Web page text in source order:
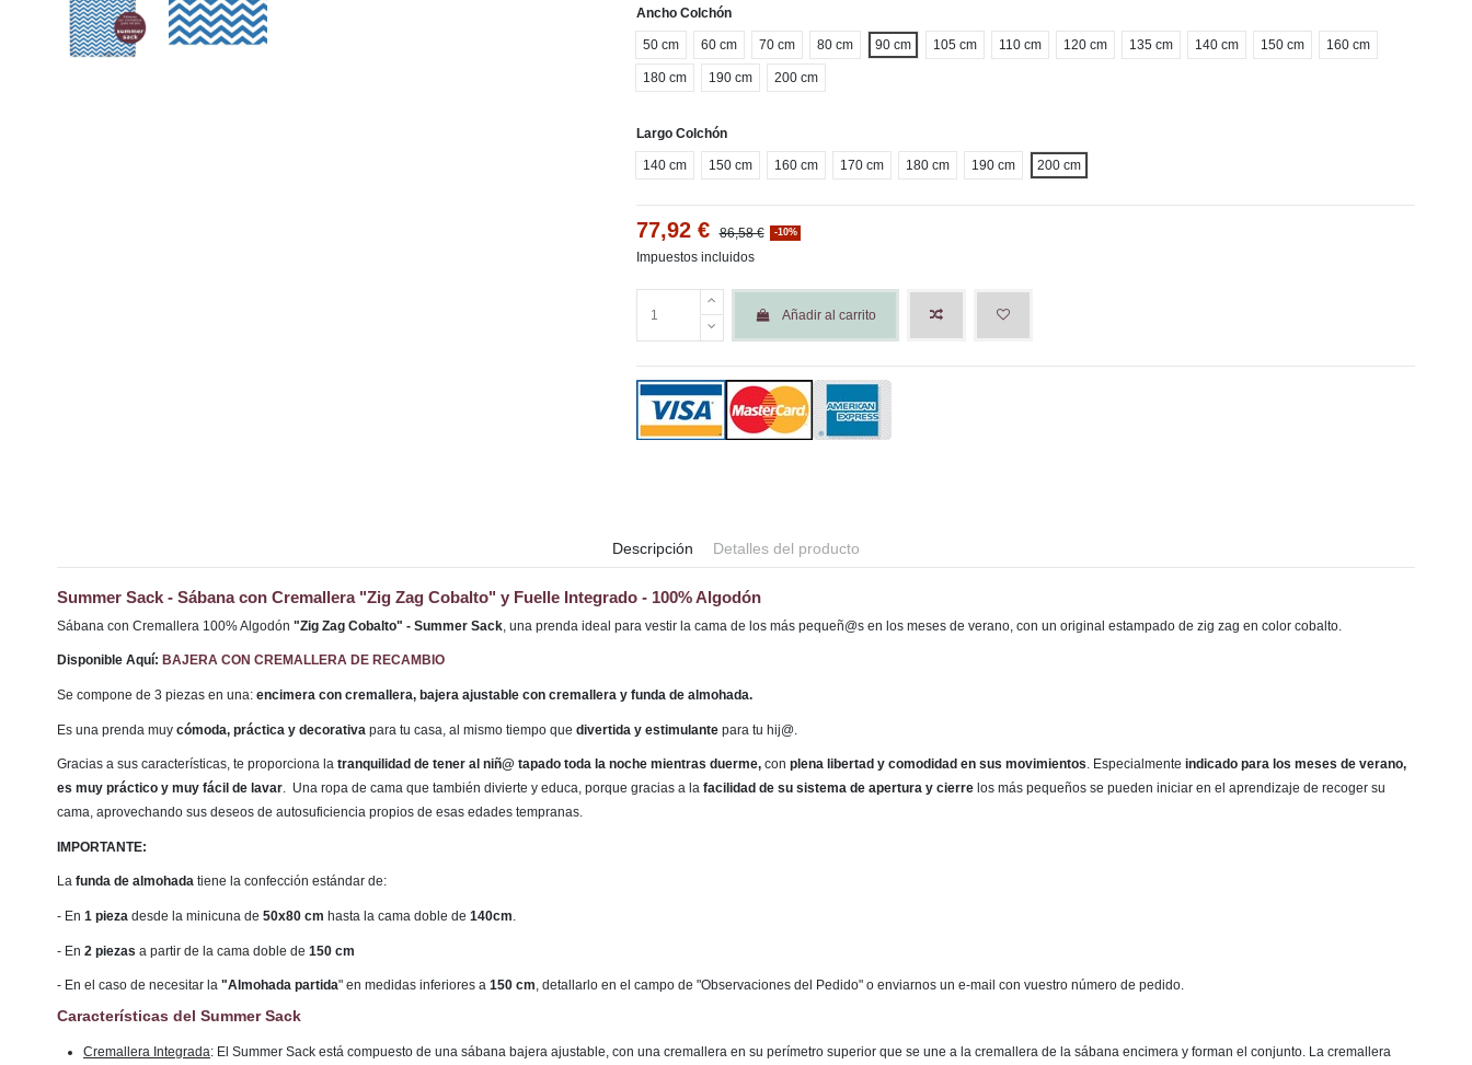
Ancho Colchón
50 cm 60 cm 70 cm 80 cm 90 cm 105 cm 110 cm 120 cm 135 cm 140 cm 150 cm 160 cm
180 cm 190 cm 200 cm
Largo Colchón
140 cm 150 cm 160 cm 170 cm 180 cm 190 cm 200 cm
77,92 € 86,58 € -10%
Impuestos incluidos
Añadir al carrito
Descripción Detalles del producto
Summer Sack - Sábana con Cremallera "Zig Zag Cobalto" y Fuelle Integrado - 100% Algodón
Sábana con Cremallera 100% Algodón "Zig Zag Cobalto" - Summer Sack una prenda ideal para vestir la cama de los más pequeñ@s en los meses de verano, con un original estampado de zig zag en color cobalto.
Disponible Aquí: BAJERA CON CREMALLERA DE RECAMBIO
Se compone de 3 piezas en una: encimera con cremallera, bajera ajustable con cremallera y funda de almohada.
Es una prenda muy cómoda, práctica y decorativa para tu casa, al mismo tiempo que divertida y estimulante para tu hij@.
Gracias a sus características, te proporciona la tranquilidad de tener al niñ@ tapado toda la noche mientras duerme, con plena libertad y comodidad en sus movimientos. Especialmente indicado para los meses de verano,
es muy práctico y muy fácil de lavar. Una ropa de cama que también divierte y educa, porque gracias a la facilidad de su sistema de apertura y cierre los más pequeños se pueden iniciar en el aprendizaje de recoger su
cama, aprovechando sus deseos de autosuficiencia propios de esas edades tempranas.
IMPORTANTE:
La funda de almohada tiene la confección estándar de:
- En 1 pieza desde la minicuna de 50x80 cm hasta la cama doble de 140cm.
- En 2 piezas a partir de la cama doble de 150 cm
- En el caso de necesitar la "Almohada partida" en medidas inferiores a 150 cm, detallarlo en el campo de "Observaciones del Pedido" o enviarnos un e-mail con vuestro número de pedido.
Características del Summer Sack
Cremallera Integrada: El Summer Sack está compuesto de una sábana bajera ajustable, con una cremallera en su perímetro superior que se une a la cremallera de la sábana encimera y forman el conjunto. La cremallera